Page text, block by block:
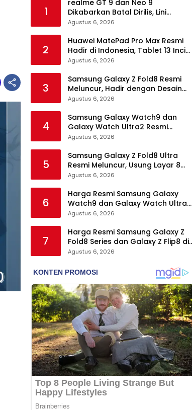
1
realme GT 9 dan Neo 9
Dikabarkan Batal Dirilis, Lini
Flagship realme Terancam
Agustus 6, 2026
2
Huawei MatePad Pro Max Resmi
Hadir di Indonesia, Tablet 13 Inci
Tertipis dan Teringan
Agustus 6, 2026
3
Samsung Galaxy Z Fold8 Resmi
Meluncur, Hadir dengan Desain
Lebih Pendek dan Lebar
Agustus 6, 2026
4
Samsung Galaxy Watch9 dan
Galaxy Watch Ultra2 Resmi
Meluncur, Bawa AI, Snapdragon
Baru
Agustus 6, 2026
5
Samsung Galaxy Z Fold8 Ultra
Resmi Meluncur, Usung Layar 8
Inci, Kamera 200MP dan
Agustus 6, 2026
6
Harga Resmi Samsung Galaxy
Watch9 dan Galaxy Watch Ultra2
di Indonesia, Mulai Rp5,9 Jutaan
Agustus 6, 2026
7
Harga Resmi Samsung Galaxy Z
Fold8 Series dan Galaxy Z Flip8 di
Indonesia, Mulai Rp19 Jutaan
Agustus 6, 2026